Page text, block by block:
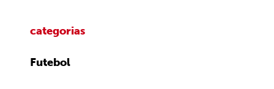
categorias
Futebol